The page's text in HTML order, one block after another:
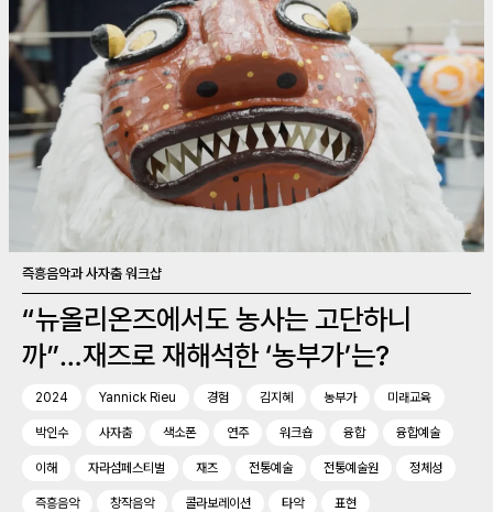
즉흥음악과 사자춤 워크샵
“뉴올리온즈에서도 농사는 고단하니
까”…재즈로 재해석한 ‘농부가’는?
2024 Yannick Rieu 경험 김지혜 농부가 미래교육
박인수 사자춤 색소폰 연주 워크숍 융합 융합예술
이해 자라섬페스티벌 재즈 전통예술 전통예술원 정체성
즉흥음악 창작음악 콜라보레이션 타악 표현